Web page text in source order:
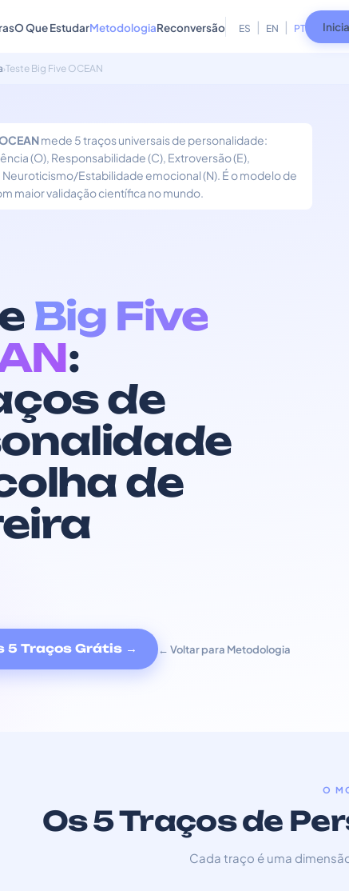
O Que EstudarMetodologiaReconversão ES | EN | PT
›Teste Big Five OCEAN
mede 5 traços universais de personalidade:
(O), Responsabilidade (C), Extroversão (E),
Neuroticismo/Estabilidade emocional (N). É o modelo de
maior validação científica no mundo.
Big Five
:
de
de
5 Traços Grátis → ← Voltar para Metodologia
O
Os 5 Traços de
Cada traço é uma